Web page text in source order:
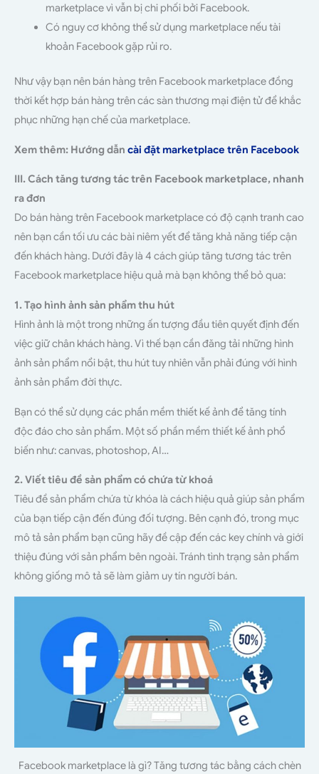
marketplace vì vẫn bị chi phối bởi Facebook.
Có nguy cơ không thể sử dụng marketplace nếu tài
khoản Facebook gặp rủi ro.
Như vậy bạn nên bán hàng trên Facebook marketplace đồng
thời kết hợp bán hàng trên các sàn thương mại điện tử để khắc
phục những hạn chế của marketplace.
Xem thêm: Hướng dẫn cài đặt marketplace trên Facebook
III. Cách tăng tương tác trên Facebook marketplace, nhanh
ra đơn
Do bán hàng trên Facebook marketplace có độ cạnh tranh cao
nên bạn cần tối ưu các bài niêm yết để tăng khả năng tiếp cận
đến khách hàng. Dưới đây là 4 cách giúp tăng tương tác trên
Facebook marketplace hiệu quả mà bạn không thể bỏ qua:
1. Tạo hình ảnh sản phẩm thu hút
Hình ảnh là một trong những ấn tượng đầu tiên quyết định đến
việc giữ chân khách hàng. Vì thế bạn cần đăng tải những hình
ảnh sản phẩm nổi bật, thu hút tuy nhiên vẫn phải đúng với hình
ảnh sản phẩm đời thực.
Bạn có thể sử dụng các phần mềm thiết kế ảnh để tăng tính
độc đáo cho sản phẩm. Một số phần mềm thiết kế ảnh phổ
biến như: canvas, photoshop, AI…
2. Viết tiêu đề sản phẩm có chứa từ khoá
Tiêu đề sản phẩm chứa từ khóa là cách hiệu quả giúp sản phẩm
của bạn tiếp cận đến đúng đối tượng. Bên cạnh đó, trong mục
mô tả sản phẩm bạn cũng hãy đề cập đến các key chính và giới
thiệu đúng với sản phẩm bên ngoài. Tránh tình trạng sản phẩm
không giống mô tả sẽ làm giảm uy tín người bán.
Facebook marketplace là gì? Tăng tương tác bằng cách chèn